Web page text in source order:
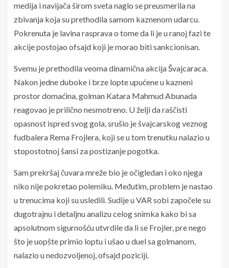
medija i navijača širom sveta naglo se preusmerila na
zbivanja koja su prethodila samom kaznenom udarcu.
Pokrenuta je lavina rasprava o tome da li je u ranoj fazi te
akcije postojao ofsajd koji je morao biti sankcionisan.
Svemu je prethodila veoma dinamična akcija Švajcaraca.
Nakon jedne duboke i brze lopte upućene u kazneni
prostor domaćina, golman Katara Mahmud Abunada
reagovao je prilično nesmotreno. U želji da raščisti
opasnost ispred svog gola, srušio je švajcarskog veznog
fudbalera Rema Frojlera, koji se u tom trenutku nalazio u
stopostotnoj šansi za postizanje pogotka.
Sam prekršaj čuvara mreže bio je očigledan i oko njega
niko nije pokretao polemiku. Međutim, problem je nastao
u trenucima koji su usledili. Sudije u VAR sobi započele su
dugotrajnu i detaljnu analizu celog snimka kako bi sa
apsolutnom sigurnošću utvrdile da li se Frojler, pre nego
što je uopšte primio loptu i ušao u duel sa golmanom,
nalazio u nedozvoljenoj, ofsajd poziciji.